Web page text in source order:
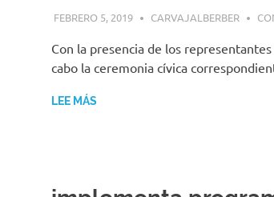
FEBRERO 5, 2019 CARVAJALBERBER
Con la presencia de los
cabo la ceremonia cívica
LEE MÁS